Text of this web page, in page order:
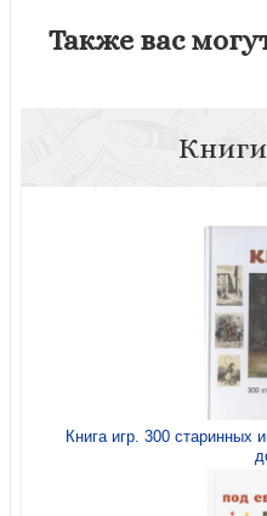
Также вас
Книги
Книга игр. 300 старинных